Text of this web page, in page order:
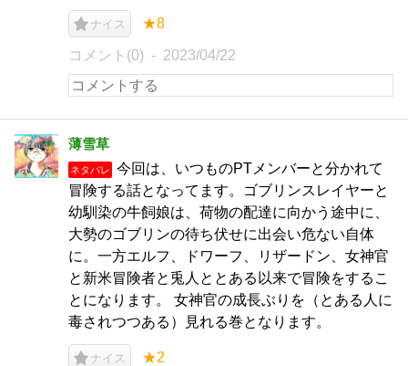
ナイス ★8
コメント(0) 2023/04/22
薄雪草
ネタバレ
今回は、いつものPTメンバーと分かれて
冒険する話となってます。ゴブリンスレイヤーと
幼馴染の牛飼娘は、荷物の配達に向かう途中に、
大勢のゴブリンの待ち伏せに出会い危ない自体
に。一方エルフ、ドワーフ、リザードン、女神官
と新米冒険者と兎人ととある以来で冒険をするこ
とになります。 女神官の成長ぶりを（とある人に
毒されつつある）見れる巻となります。
ナイス ★2